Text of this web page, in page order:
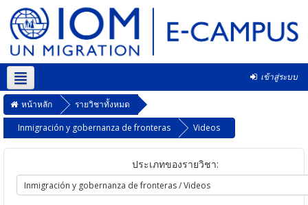
เข้าสู่ระบบ
Thai ‎(th)‎
หน้าหลัก
รายวิชาทั้งหมด
Inmigración y gobernanza de fronteras
Videos
ประเภทของรายวิชา: